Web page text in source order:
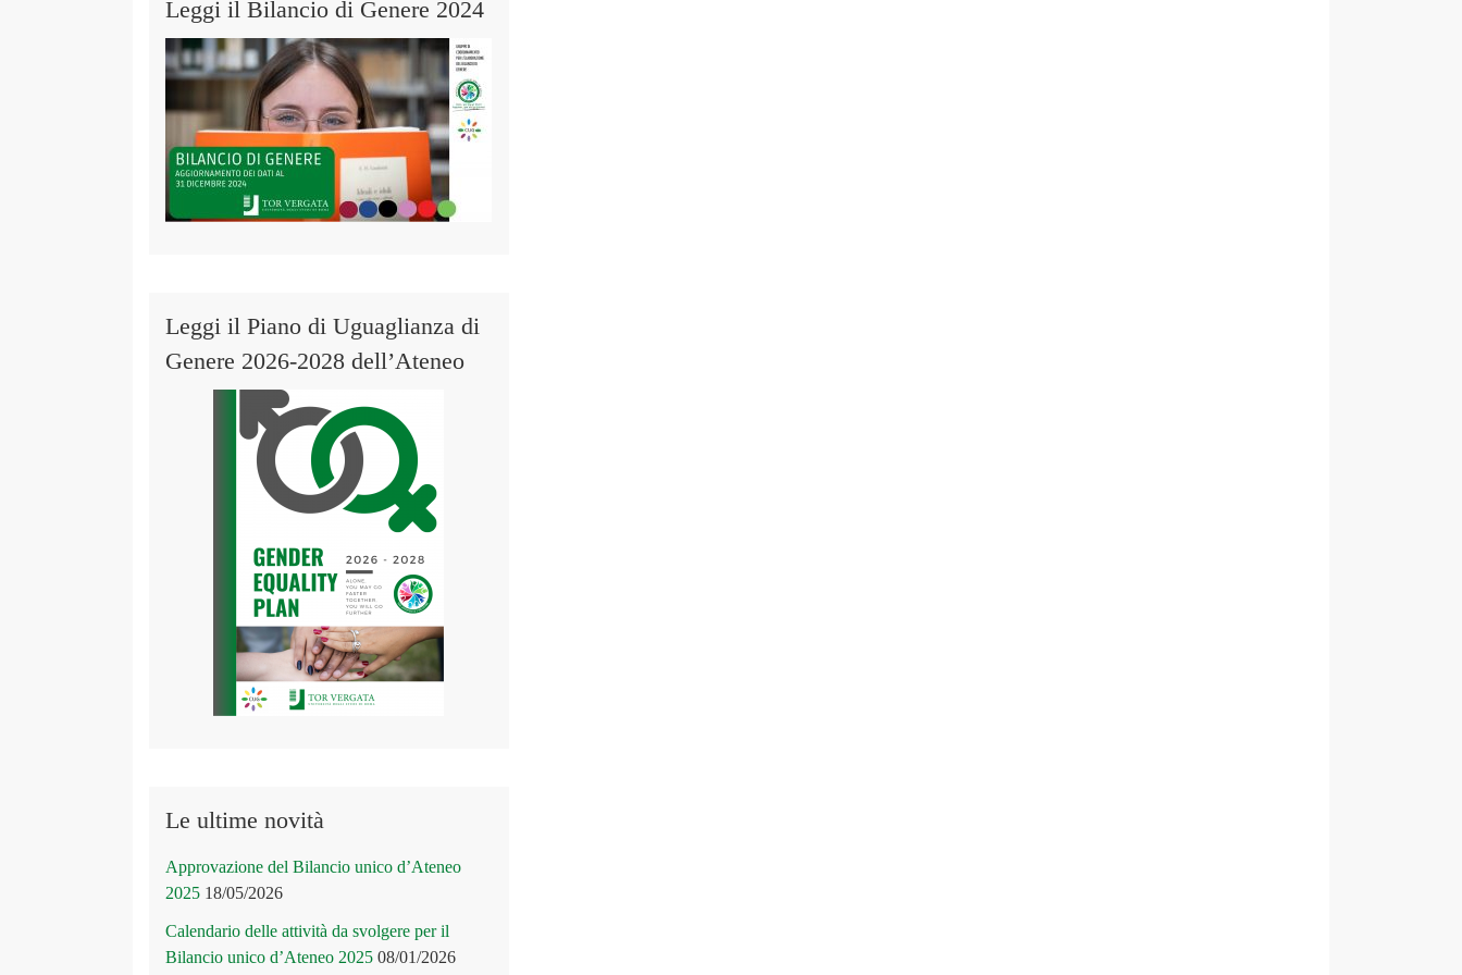
Leggi il Bilancio di Genere 2024
Leggi il Piano di Uguaglianza di
Genere 2026-2028 dell’Ateneo
Le ultime novità
Approvazione del Bilancio unico d’Ateneo
2025 18/05/2026
Calendario delle attività da svolgere per il
Bilancio unico d’Ateneo 2025 08/01/2026